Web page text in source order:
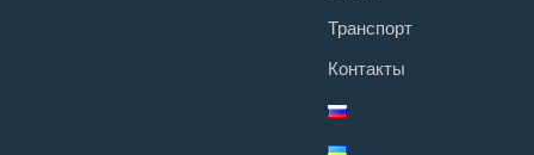
Транспорт
Контакты